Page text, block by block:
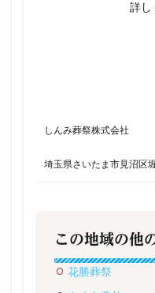
詳し
しんみ葬祭株式会社
埼玉県さいたま市見沼区
この地域の他
花勝葬祭